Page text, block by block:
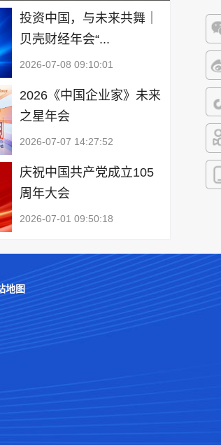
微
微
抖
快
投资中国，与未来共舞｜
贝壳财经年会“...
2026-07-08 09:10:01
2026《中国企业家》未来
之星年会
2026-07-07 14:27:52
庆祝中国共产党成立105
周年大会
2026-07-01 09:50:18
地图